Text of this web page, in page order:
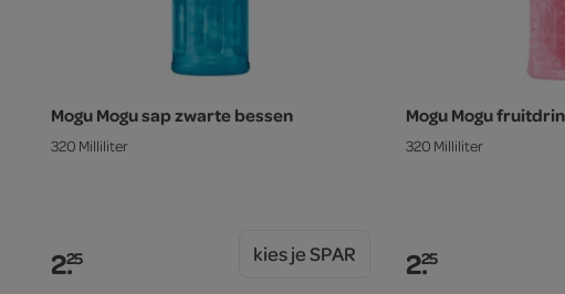
Mogu Mogu sap zwarte bessen
320 Milliliter
2.25 kies je SPAR
Mogu Mogu
320 Milliliter
2.25